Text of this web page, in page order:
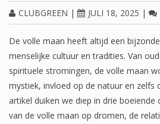
CLUBGREEN | JULI 18, 2025 |
De volle maan heeft altijd een
menselijke cultuur en tradities. Van
spirituele stromingen, de volle maan
mystiek, invloed op de natuur en zelfs
artikel duiken we diep in drie boeiende
van de volle maan op dromen, de